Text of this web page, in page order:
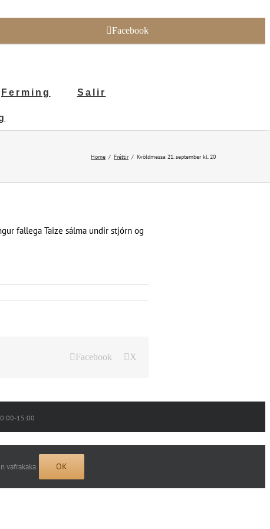
Facebook
Ferming Salir
Home Fréttir Kvöldmessa 21. september kl. 20
fallega Taize sálma undir stjórn og
Facebook X
15:00
vafrakaka. OK